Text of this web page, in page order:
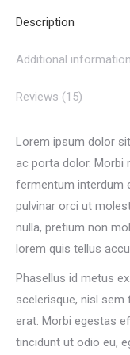
Description
Additional information
Reviews (15)
Lorem ipsum dolor
ac porta dolor. Morbi
fermentum interdum
pulvinar orci ut
nulla, pretium non
lorem quis tellus
Phasellus id metus
scelerisque, nisl
erat. Morbi egestas
tincidunt ut odio eu,